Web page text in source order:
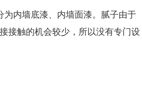
为内墙底漆、内墙面漆。腻子由于
接触的机会较少，所以没有专门设